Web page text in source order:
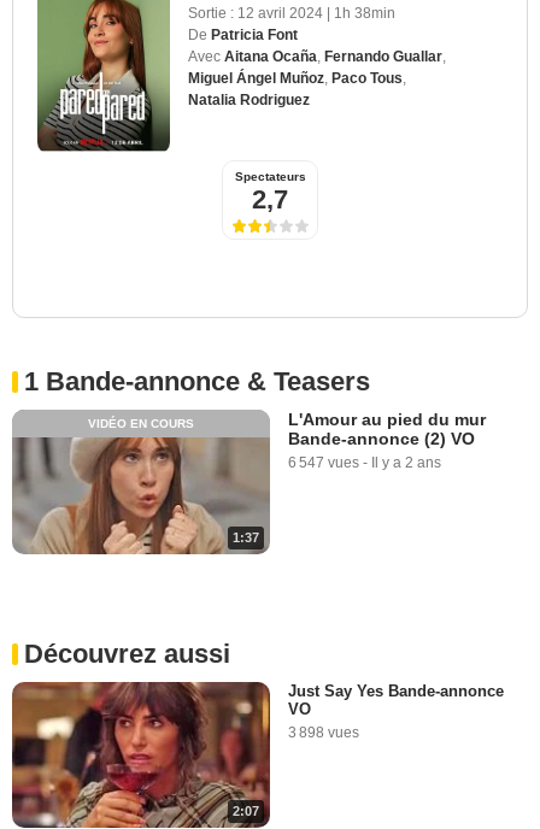
Sortie : 12 avril 2024 | 1h 38min
De Patricia Font
Avec Aitana Ocaña Fernando Guallar
Miguel Ángel Muñoz Paco Tous
Natalia Rodriguez
Spectateurs
2,7
1 Bande-annonce & Teasers
1:37
VIDÉO EN COURS
L'Amour au pied du mur
Bande-annonce (2) VO
6 547 vues - Il y a 2 ans
Découvrez aussi
2:07
Just Say Yes Bande-annonce
VO
3 898 vues